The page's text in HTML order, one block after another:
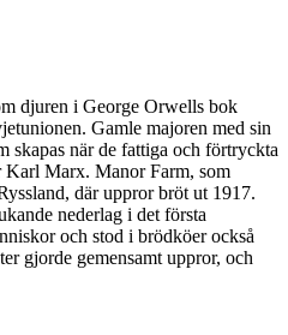
djuren i George Orwells bok
Gamle majoren med sin
skapas när de fattiga och förtryckta
Karl Marx. Manor Farm, som
där uppror bröt ut 1917.
nederlag i det första
och stod i brödköer också
gjorde gemensamt uppror, och